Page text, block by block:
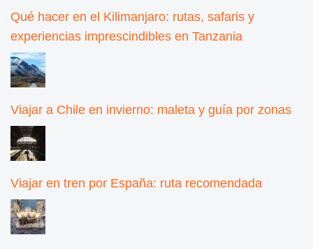
Qué hacer en el Kilimanjaro: rutas, safaris y
experiencias imprescindibles en Tanzania
Viajar a Chile en invierno: maleta y guía por zonas
Viajar en tren por España: ruta recomendada